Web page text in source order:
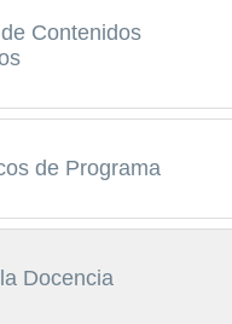
Contenidos
de Programa
Docencia